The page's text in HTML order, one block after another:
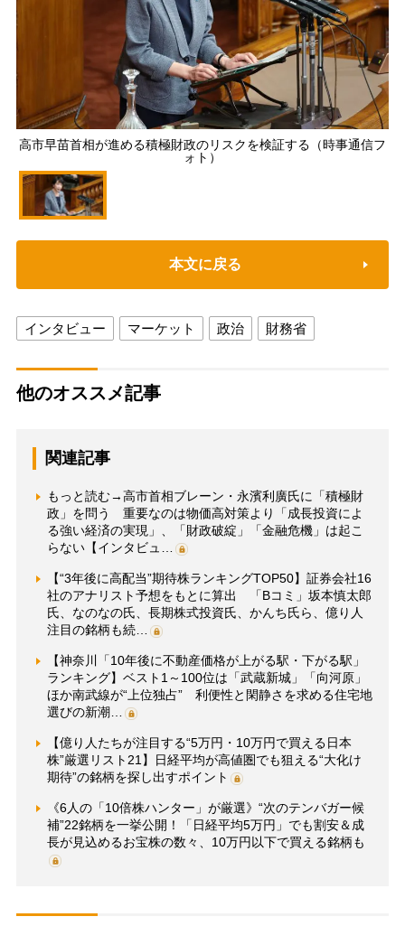
高市早苗首相が進める積極財政のリスクを検証する（時事通信フ
ォト）
本文に戻る
インタビュー マーケット 政治 財務省
他のオススメ記事
関連記事
もっと読む→高市首相ブレーン・永濱利廣氏に「積極財
政」を問う 重要なのは物価高対策より「成長投資によ
る強い経済の実現」、「財政破綻」「金融危機」は起こ
らない【インタビュ…
【“3年後に高配当”期待株ランキングTOP50】証券会社16
社のアナリスト予想をもとに算出 「Bコミ」坂本慎太郎
氏、なのなの氏、長期株式投資氏、かんち氏ら、億り人
注目の銘柄も続…
【神奈川「10年後に不動産価格が上がる駅・下がる駅」
ランキング】ベスト1～100位は「武蔵新城」「向河原」
ほか南武線が“上位独占” 利便性と閑静さを求める住宅地
選びの新潮…
【億り人たちが注目する“5万円・10万円で買える日本
株”厳選リスト21】日経平均が高値圏でも狙える“大化け
期待”の銘柄を探し出すポイント
《6人の「10倍株ハンター」が厳選》“次のテンバガー候
補”22銘柄を一挙公開！「日経平均5万円」でも割安＆成
長が見込めるお宝株の数々、10万円以下で買える銘柄も